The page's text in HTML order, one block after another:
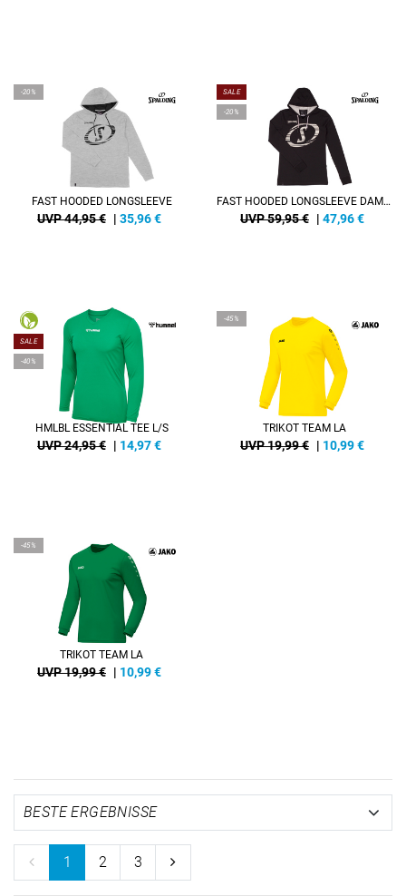
-20%
FAST HOODED LONGSLEEVE
UVP 44,95 € | 35,96€
SALE
-20%
FAST HOODED LONGSLEEVE DAMEN
UVP 59,95 € | 47,96€
SALE
-40%
HMLBL ESSENTIAL TEE L/S
UVP 24,95 € | 14,97€
-45%
TRIKOT TEAM LA
UVP 19,99 € | 10,99€
-45%
TRIKOT TEAM LA
UVP 19,99 € | 10,99€
1 2 3